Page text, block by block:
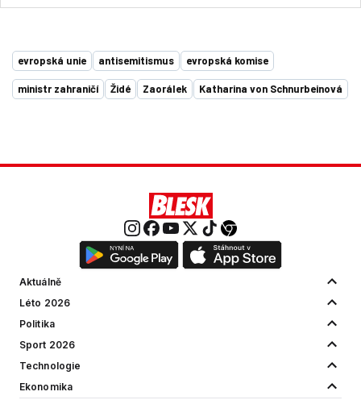
evropská unie antisemitismus evropská komise
ministr zahraničí Židé Zaorálek Katharina von Schnurbeinová
Aktuálně
Léto 2026
Politika
Sport 2026
Technologie
Ekonomika